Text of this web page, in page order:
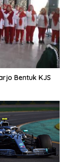
Bentuk KJS